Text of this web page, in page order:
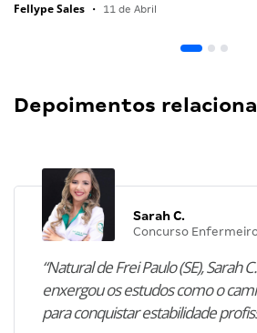
Fellype Sales • 11 de Abril
Depoimentos
Sarah C.
Concurso
“Natural de Frei Paulo (SE), Sarah
enxergou os estudos como o
para conquistar estabilidade